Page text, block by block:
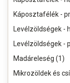
Káposztafélék -
Levélzöldségek -
Levélzöldségek -
Madáreleség (1)
Mikrozöldek és